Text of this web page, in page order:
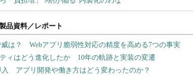
品資料／レポート
は？ Webアプリ脆弱性対応の精度を高める7つの事実
ィはどう進化したか 10年の軌跡と実装の変遷
アプリ開発や働き方はどう変わったのか？